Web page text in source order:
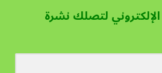
لتصلك نشرة